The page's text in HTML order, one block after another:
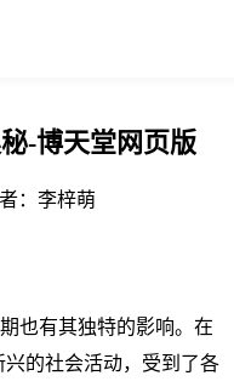
-博天堂网页版
： 李梓萌
也有其独特的影响。在
的社会活动，受到了各